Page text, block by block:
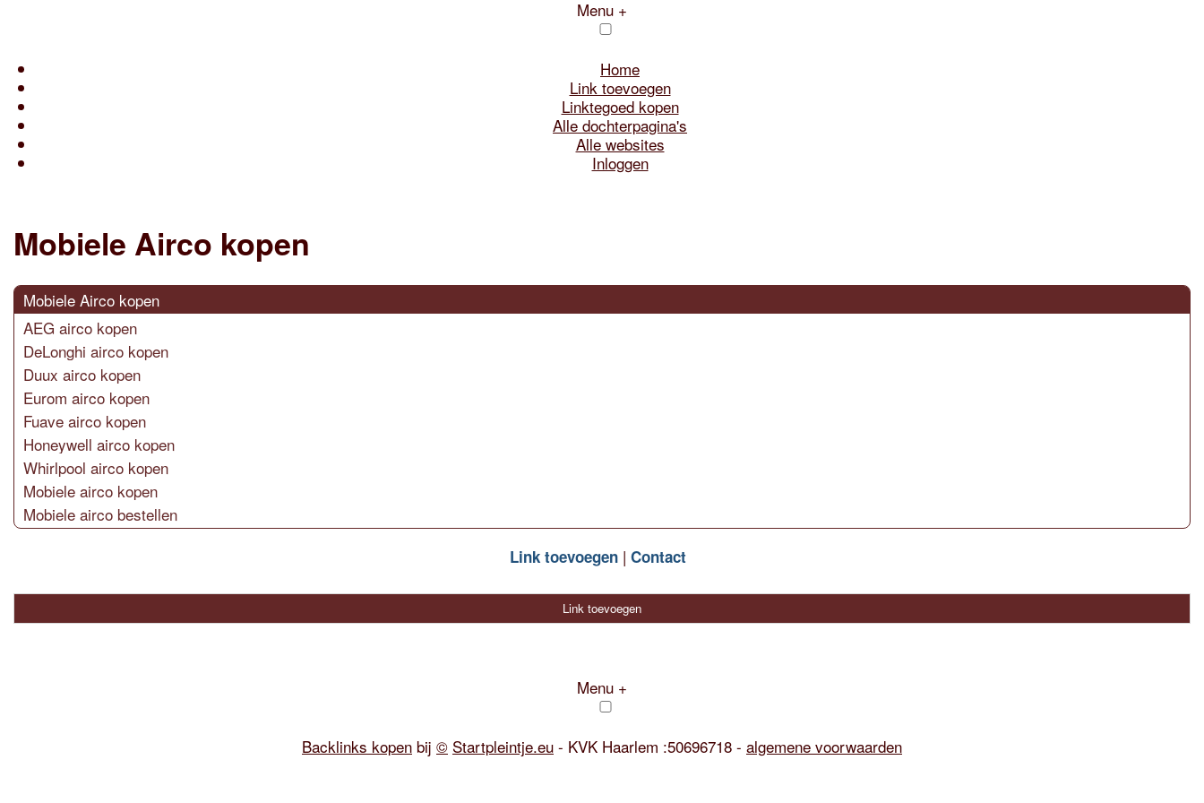
Menu +
Home
Link toevoegen
Linktegoed kopen
Alle dochterpagina's
Alle websites
Inloggen
Mobiele Airco kopen
Mobiele Airco kopen
AEG airco kopen
DeLonghi airco kopen
Duux airco kopen
Eurom airco kopen
Fuave airco kopen
Honeywell airco kopen
Whirlpool airco kopen
Mobiele airco kopen
Mobiele airco bestellen
Link toevoegen Contact
Link toevoegen
Menu +
Backlinks kopen bij © Startpleintje.eu - KVK Haarlem :50696718 - algemene voorwaarden